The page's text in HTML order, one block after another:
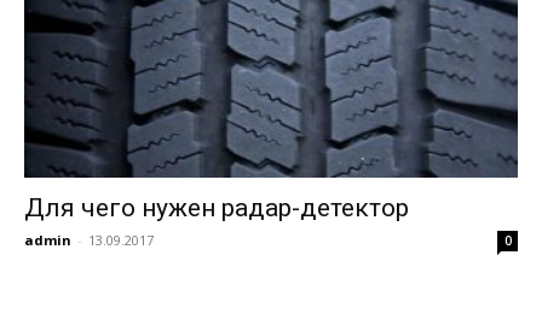
Для чего нужен радар-детектор
admin - 13.09.2017 0